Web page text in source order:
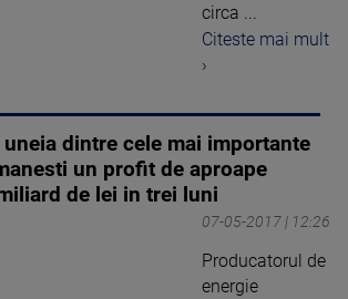
circa ...
Citeste mai mult
›
dintre cele mai importante
un profit de aproape
de lei in trei luni
07-05-2017 | 12:26
Producatorul de
energie